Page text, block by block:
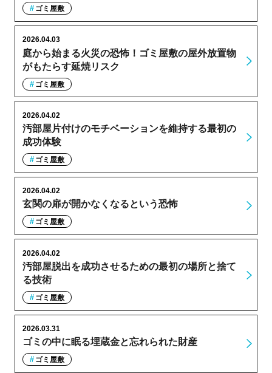
ゴミ屋敷
庭から始まる火災の恐怖！ゴミ屋敷の屋外放置物
がもたらす延焼リスク
2026.04.03
ゴミ屋敷
汚部屋片付けのモチベーションを維持する最初の
成功体験
2026.04.02
ゴミ屋敷
玄関の扉が開かなくなるという恐怖
2026.04.02
ゴミ屋敷
汚部屋脱出を成功させるための最初の場所と捨て
る技術
2026.04.02
ゴミ屋敷
ゴミの中に眠る埋蔵金と忘れられた財産
2026.03.31
ゴミ屋敷